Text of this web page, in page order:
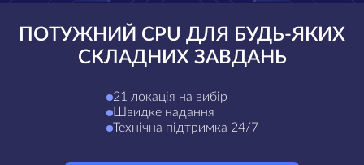
ПОТУЖНИЙ CPU ДЛЯ БУДЬ-ЯКИХ
СКЛАДНИХ ЗАВДАНЬ
21 локація на вибір
Швидке надання
Технічна підтримка 24/7